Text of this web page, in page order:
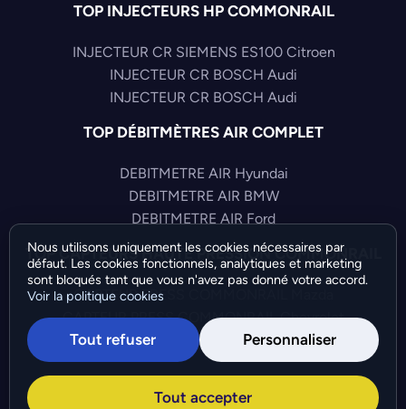
TOP INJECTEURS HP COMMONRAIL
INJECTEUR CR SIEMENS ES100 Citroen
INJECTEUR CR BOSCH Audi
INJECTEUR CR BOSCH Audi
TOP DÉBITMÈTRES AIR COMPLET
DEBITMETRE AIR Hyundai
DEBITMETRE AIR BMW
DEBITMETRE AIR Ford
TOP CAPTEURS HAUTE PRESSION COMMONRAIL
CAPTEUR PRESS COMMONRAIL Mazda
CAPTEUR PRESS COMMONRAIL Chevrolet
CAPTEUR PRESS COMMONRAIL Audi
©Bresch SAS - Copyright 2026 - Tous droits réservés -
Nous utilisons uniquement les cookies nécessaires par
défaut. Les cookies fonctionnels, analytiques et marketing
sont bloqués tant que vous n'avez pas donné votre accord.
Voir la politique cookies
Tout refuser Personnaliser
Tout accepter